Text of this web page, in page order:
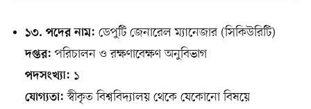
১৩. পদের নাম: ডেপুটি জেনারেল ম্যানেজার (সিকিউরিটি)
দপ্তর: পরিচালন ও রক্ষণাবেক্ষণ অনুবিভাগ
পদসংখ্যা: ১
যোগ্যতা: স্বীকৃত বিশ্ববিদ্যালয় থেকে যেকোনো বিষয়ে